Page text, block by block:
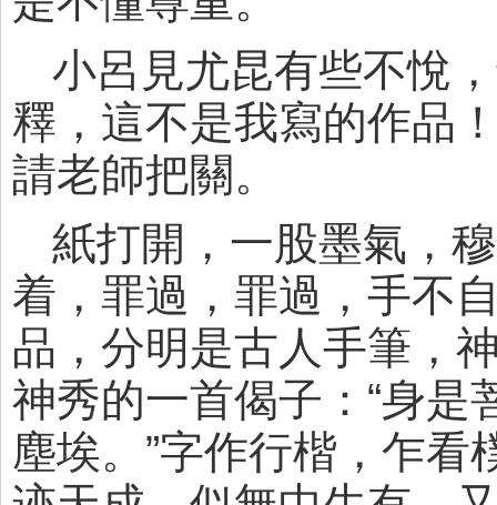
小呂見尤昆有些不悅
釋，這不是我寫的作品
請老師把關。
紙打開，一股墨氣，
着，罪過，罪過，手不
品，分明是古人手筆，
神秀的一首偈子：“身
塵埃。”字作行楷，乍